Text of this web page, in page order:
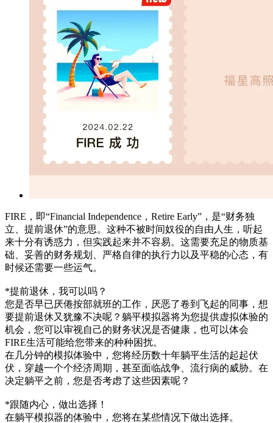
FIRE，即“Financial Independence，Retire Early”，是“财务独
立、提前退休”的意思。这种不被时间奴役的自由人生，听起
来十分有诱惑力，但实践起来并不容易。这需要充足的物质基
础、妥善的财务规划、严格自律的执行力以及平稳的心态，有
时候还需要一些运气。
*提前退休，我可以吗？
您是否早已厌倦按部就班的工作，厌恶了卷到飞起的同事，想
要提前退休又犹豫不决呢？躺平模拟器将为您提供虚拟体验的
机会，您可以审视自己的财务状况是否健康，也可以体会
FIRE生活可能给您带来的种种困扰。
在几分钟的模拟体验中，您将经历数十年躺平生活的起起伏
伏，穿越一个个经济周期，甚至面临战争、流行病的威胁。在
决定躺平之前，您是否考虑了这些因素呢？
*跟随内心，做出选择！
在躺平模拟器的体验中，您将在某些情况下做出选择。